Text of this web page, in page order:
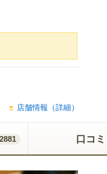
店舗情報（詳細）
2881 口コミ